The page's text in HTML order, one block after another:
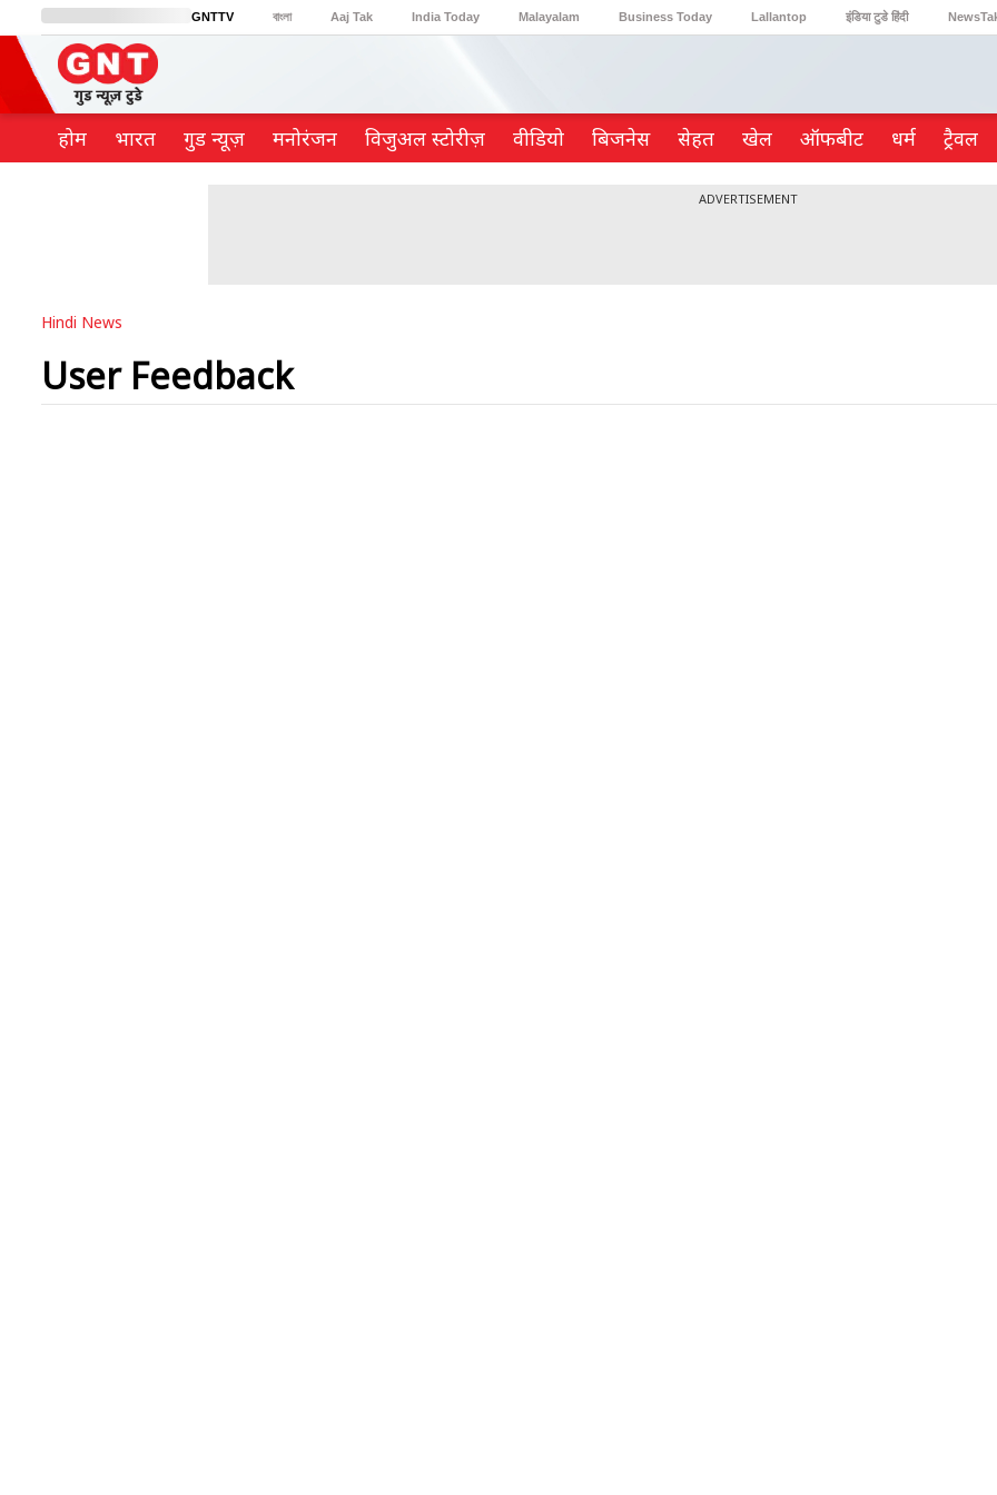
GNTTV বাংলা Aaj Tak India Today Malayalam Business Today Lallantop इंडिया टुडे हिंदी
BT Bazaar Cosmopolitan
होम भारत गुड न्यूज़ मनोरंजन विजुअल स्टोरीज़ वीडियो ब‍िजनेस सेहत खेल ऑफबीट धर्म ट्रैवल
ADVERTISEMENT
Hindi News
User Feedback